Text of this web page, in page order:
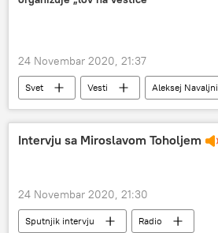
24 Novembar 2020, 21:37
Svet Vesti
Aleksej Navaljni
Karin Knajsl
Austrija
Hospitalizacija Alekseja Navaljnog
Intervju sa Miroslavom Toholjem
24 Novembar 2020, 21:30
Sputnjik intervju
Radio